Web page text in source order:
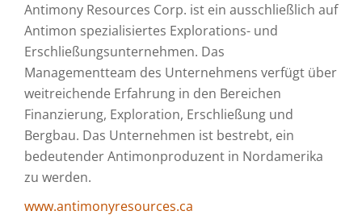
Antimony Resources Corp. ist ein ausschließlich auf
Antimon spezialisiertes Explorations- und
Erschließungsunternehmen. Das
Managementteam des Unternehmens verfügt über
weitreichende Erfahrung in den Bereichen
Finanzierung, Exploration, Erschließung und
Bergbau. Das Unternehmen ist bestrebt, ein
bedeutender Antimonproduzent in Nordamerika
zu werden.
www.antimonyresources.ca